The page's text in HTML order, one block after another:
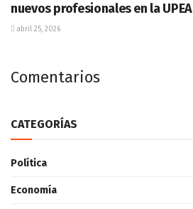
nuevos profesionales en la UPEA
abril 25, 2026
Comentarios
CATEGORÍAS
Política
Economía